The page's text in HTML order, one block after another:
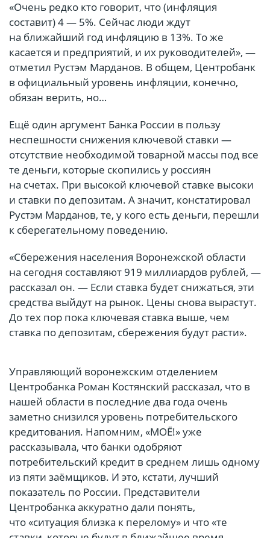
«Очень редко кто говорит, что (инфляция
составит) 4 — 5%. Сейчас люди ждут
на ближайший год инфляцию в 13%. То же
касается и предприятий, и их руководителей», —
отметил Рустэм Марданов. В общем, Центробанк
в официальный уровень инфляции, конечно,
обязан верить, но…
Ещё один аргумент Банка России в пользу
неспешности снижения ключевой ставки —
отсутствие необходимой товарной массы под все
те деньги, которые скопились у россиян
на счетах. При высокой ключевой ставке высоки
и ставки по депозитам. А значит, констатировал
Рустэм Марданов, те, у кого есть деньги, перешли
к сберегательному поведению.
«Сбережения населения Воронежской области
на сегодня составляют 919 миллиардов рублей, —
рассказал он. — Если ставка будет снижаться, эти
средства выйдут на рынок. Цены снова вырастут.
До тех пор пока ключевая ставка выше, чем
ставка по депозитам, сбережения будут расти».
Управляющий воронежским отделением
Центробанка Роман Костянский рассказал, что в
нашей области в последние два года очень
заметно снизился уровень потребительского
кредитования. Напомним, «МОЁ!» уже
рассказывала, что банки одобряют
потребительский кредит в среднем лишь одному
из пяти заёмщиков. И это, кстати, лучший
показатель по России. Представители
Центробанка аккуратно дали понять,
что «ситуация близка к перелому» и что «те